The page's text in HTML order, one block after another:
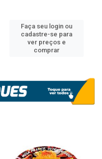
Faça seu login ou
cadastre-se para
ver preços e
comprar